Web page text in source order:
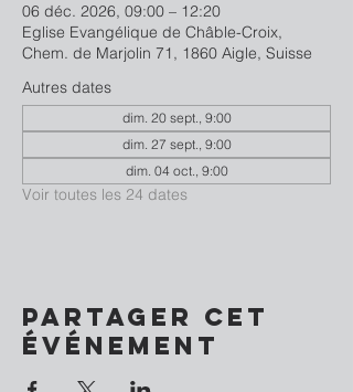
06 déc. 2026, 09:00 – 12:20
Eglise Evangélique de Châble-Croix,
Chem. de Marjolin 71, 1860 Aigle, Suisse
Autres dates
dim. 20 sept., 9:00
dim. 27 sept., 9:00
dim. 04 oct., 9:00
Voir toutes les 24 dates
Partager cet
événement